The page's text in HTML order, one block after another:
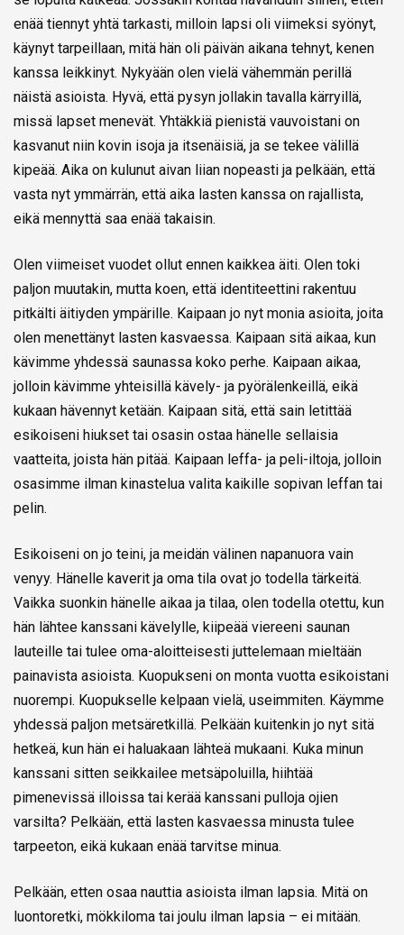
enää tiennyt yhtä tarkasti, milloin lapsi oli viimeksi syönyt,
käynyt tarpeillaan, mitä hän oli päivän aikana tehnyt, kenen
kanssa leikkinyt. Nykyään olen vielä vähemmän perillä
näistä asioista. Hyvä, että pysyn jollakin tavalla kärryillä,
missä lapset menevät. Yhtäkkiä pienistä vauvoistani on
kasvanut niin kovin isoja ja itsenäisiä, ja se tekee välillä
kipeää. Aika on kulunut aivan liian nopeasti ja pelkään, että
vasta nyt ymmärrän, että aika lasten kanssa on rajallista,
eikä mennyttä saa enää takaisin.
Olen viimeiset vuodet ollut ennen kaikkea äiti. Olen toki
paljon muutakin, mutta koen, että identiteettini rakentuu
pitkälti äitiyden ympärille. Kaipaan jo nyt monia asioita, joita
olen menettänyt lasten kasvaessa. Kaipaan sitä aikaa, kun
kävimme yhdessä saunassa koko perhe. Kaipaan aikaa,
jolloin kävimme yhteisillä kävely- ja pyörälenkeillä, eikä
kukaan hävennyt ketään. Kaipaan sitä, että sain letittää
esikoiseni hiukset tai osasin ostaa hänelle sellaisia
vaatteita, joista hän pitää. Kaipaan leffa- ja peli-iltoja, jolloin
osasimme ilman kinastelua valita kaikille sopivan leffan tai
pelin.
Esikoiseni on jo teini, ja meidän välinen napanuora vain
venyy. Hänelle kaverit ja oma tila ovat jo todella tärkeitä.
Vaikka suonkin hänelle aikaa ja tilaa, olen todella otettu, kun
hän lähtee kanssani kävelylle, kiipeää viereeni saunan
lauteille tai tulee oma-aloitteisesti juttelemaan mieltään
painavista asioista. Kuopukseni on monta vuotta esikoistani
nuorempi. Kuopukselle kelpaan vielä, useimmiten. Käymme
yhdessä paljon metsäretkillä. Pelkään kuitenkin jo nyt sitä
hetkeä, kun hän ei haluakaan lähteä mukaani. Kuka minun
kanssani sitten seikkailee metsäpoluilla, hiihtää
pimenevissä illoissa tai kerää kanssani pulloja ojien
varsilta? Pelkään, että lasten kasvaessa minusta tulee
tarpeeton, eikä kukaan enää tarvitse minua.
Pelkään, etten osaa nauttia asioista ilman lapsia. Mitä on
luontoretki, mökkiloma tai joulu ilman lapsia – ei mitään.